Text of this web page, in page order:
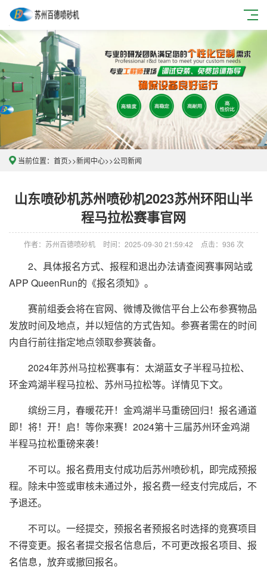
当前位置： 首页>>新闻中心>>公司新闻
山东喷砂机苏州喷砂机2023苏州环阳山半
程马拉松赛事官网
作者：苏州百德喷砂机 时间：2025-09-30 21:59:42 点击：936 次
2、具体报名方式、报程和退出办法请查阅赛事网站或
APP QueenRun的《报名须知》。
赛前组委会将在官网、微博及微信平台上公布参赛物品
发放时间及地点，并以短信的方式告知。参赛者需在的时间
内自行前往指定地点领取参赛装备。
2024年苏州马拉松赛事有：太湖蓝女子半程马拉松、
环金鸡湖半程马拉松、苏州马拉松等。详情见下文。
缤纷三月，春暖花开！金鸡湖半马重磅回归！报名通道
即！将！开！启！等你来赛！2024第十三届苏州环金鸡湖
半程马拉松重磅来袭！
不可以。报名费用支付成功后苏州喷砂机，即完成预报
程。除未中签或审核未通过外，报名费一经支付完成后，不
予退还。
不可以。一经提交，预报名者预报名时选择的竞赛项目
不得变更。报名者提交报名信息后，不可更改报名项目、报
名信息，放弃或撤回报名。